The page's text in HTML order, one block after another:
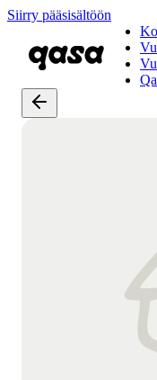
Siirry pääsisältöön